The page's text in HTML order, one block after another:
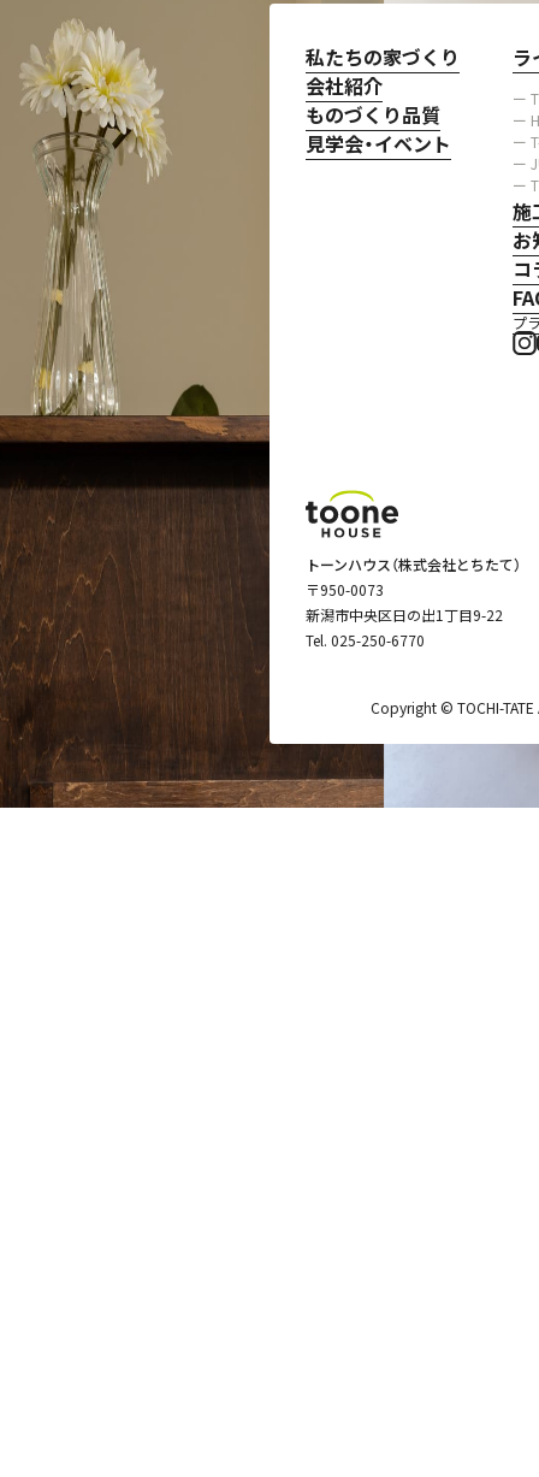
私たちの家づくり
会社紹介
ものづくり品質
見学会・イベント
ラ
ー
ー
ー
ー
ー
施
お
コ
プ
トーンハウス（株式会社とちたて）
〒950-0073
新潟市中央区日の出1丁目9-22
Tel. 025-250-6770
Copyright © TOCHI-TATE